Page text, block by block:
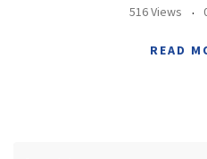
516 Views
READ